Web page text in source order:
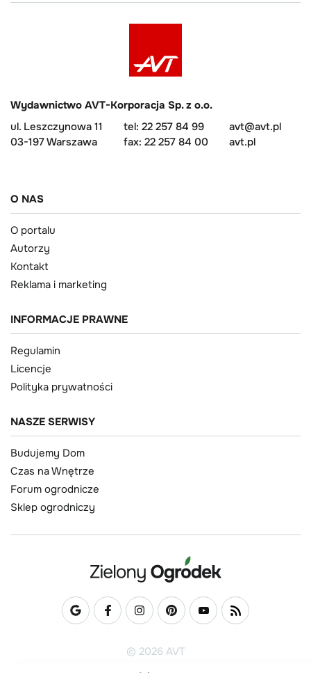
Wydawnictwo AVT-Korporacja Sp. z o.o.
ul. Leszczynowa 11
03-197 Warszawa
tel: 22 257 84 99
fax: 22 257 84 00
avt@avt.pl
avt.pl
O NAS
O portalu
Autorzy
Kontakt
Reklama i marketing
INFORMACJE PRAWNE
Regulamin
Licencje
Polityka prywatności
NASZE SERWISY
Budujemy Dom
Czas na Wnętrze
Forum ogrodnicze
Sklep ogrodniczy
© 2026 AVT